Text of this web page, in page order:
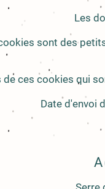
Les
sont des
de ces cookies qui
Date d'envoi